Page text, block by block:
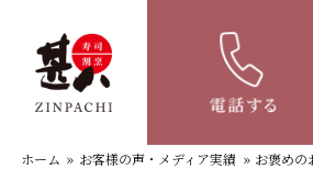
お褒めのお言葉
ホーム » お客様の声・メディア実績 » お褒めの